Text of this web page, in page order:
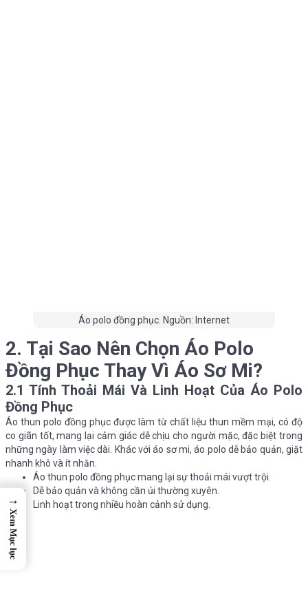
Áo polo đồng phục. Nguồn: Internet
2. Tại Sao Nên Chọn Áo Polo
Đồng Phục Thay Vì Áo Sơ Mi?
2.1 Tính Thoải Mái Và Linh Hoạt Của Áo Polo
Đồng Phục
Áo thun polo đồng phục được làm từ chất liệu thun mềm mại, có độ
co giãn tốt, mang lại cảm giác dễ chịu cho người mặc, đặc biệt trong
những ngày làm việc dài. Khác với áo sơ mi, áo polo dễ bảo quản, giặt
nhanh khô và ít nhăn.
Áo thun polo đồng phục mang lại sự thoải mái vượt trội.
Dễ bảo quản và không cần ủi thường xuyên.
Linh hoạt trong nhiều hoàn cảnh sử dụng.
→
Xem Mục lục